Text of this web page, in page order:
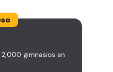
gimnasios en